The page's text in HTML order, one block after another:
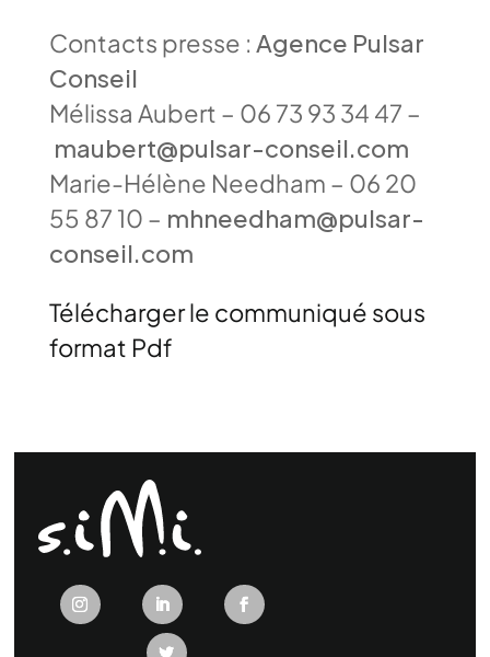
Contacts presse : Agence Pulsar
Conseil
Mélissa Aubert – 06 73 93 34 47 –
maubert@pulsar-conseil.com
Marie-Hélène Needham – 06 20
55 87 10 – mhneedham@pulsar-
conseil.com
Télécharger le communiqué sous
format Pdf